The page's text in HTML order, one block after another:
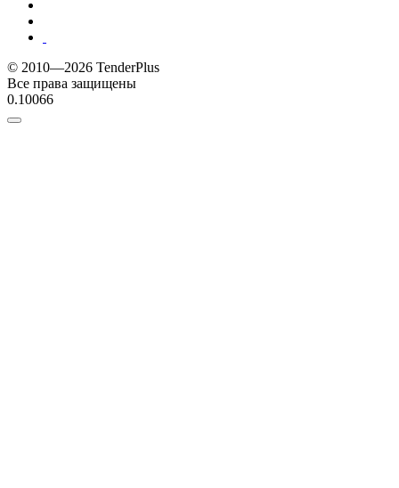
© 2010—2026 TenderPlus
Все права защищены
0.10066